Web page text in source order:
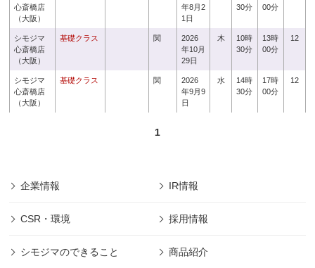
心斎橋店
（大阪）
年8月2
1日
30分
00分
シモジマ
心斎橋店
（大阪）
基礎クラス 関
2026
年10月
29日
木
10時
30分
13時
00分
12
シモジマ
心斎橋店
（大阪）
基礎クラス 関
2026
年9月9
日
水
14時
30分
17時
00分
12
1
企業情報 IR情報
CSR・環境 採用情報
シモジマのできること 商品紹介